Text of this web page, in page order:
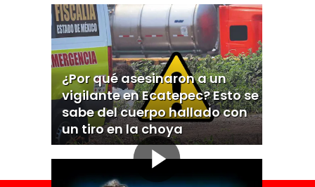
¿Por qué asesinaron a un
vigilante en Ecatepec? Esto se
sabe del cuerpo hallado con
un tiro en la choya